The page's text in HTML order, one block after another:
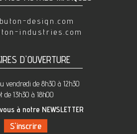
design.com
industries.com
D'OUVERTURE
vendredi de 8h30 à 12h30
de 13h30 à 18h00
à notre NEWSLETTER